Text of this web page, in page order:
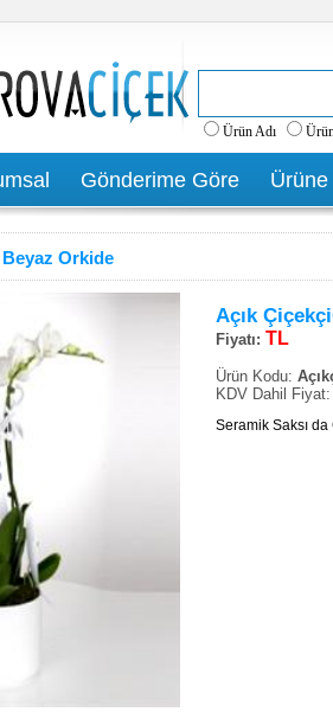
Ürün Adı
Gönderime Göre
Beyaz Orkide
Açık
Fiyatı: TL
Ürün Kodu:
KDV Dahil
Seramik Saksı